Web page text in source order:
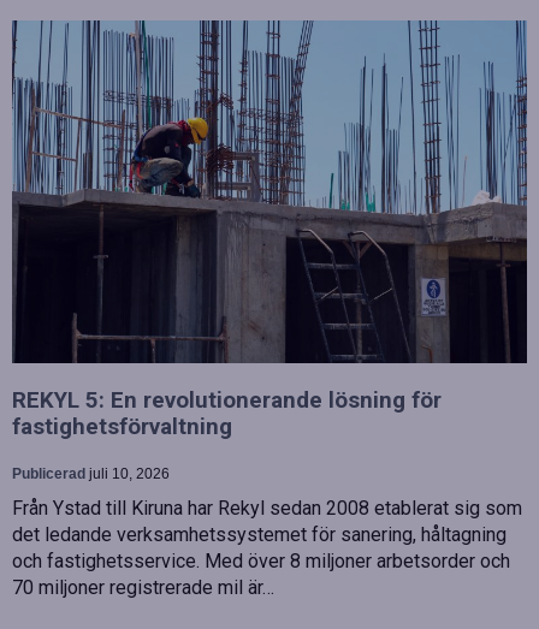
REKYL 5: En revolutionerande lösning för
fastighetsförvaltning
Publicerad juli 10, 2026
Från Ystad till Kiruna har Rekyl sedan 2008 etablerat sig som
det ledande verksamhetssystemet för sanering, håltagning
och fastighetsservice. Med över 8 miljoner arbetsorder och
70 miljoner registrerade mil är…